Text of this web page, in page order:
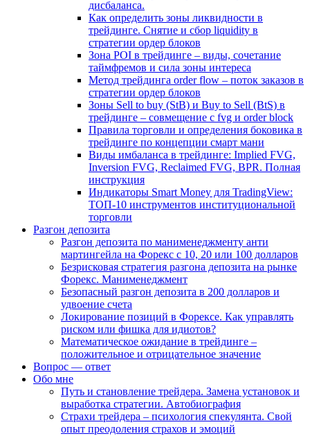
дисбаланса.
Как определить зоны ликвидности в
трейдинге. Снятие и сбор liquidity в
стратегии ордер блоков
Зона POI в трейдинге – виды, сочетание
таймфремов и сила зоны интереса
Метод трейдинга order flow – поток заказов в
стратегии ордер блоков
Зоны Sell to buy (StB) и Buy to Sell (BtS) в
трейдинге – совмещение с fvg и order block
Правила торговли и определения боковика в
трейдинге по концепции смарт мани
Виды имбаланса в трейдинге: Implied FVG,
Inversion FVG, Reclaimed FVG, BPR. Полная
инструкция
Индикаторы Smart Money для TradingView:
ТОП-10 инструментов институциональной
торговли
Разгон депозита
Разгон депозита по манименеджменту анти
мартингейла на Форекс с 10, 20 или 100 долларов
Безрисковая стратегия разгона депозита на рынке
Форекс. Манименеджмент
Безопасный разгон депозита в 200 долларов и
удвоение счета
Локирование позиций в Форексе. Как управлять
риском или фишка для идиотов?
Математическое ожидание в трейдинге –
положительное и отрицательное значение
Вопрос — ответ
Обо мне
Путь и становление трейдера. Замена установок и
выработка стратегии. Автобиография
Страхи трейдера – психология спекулянта. Свой
опыт преодоления страхов и эмоций